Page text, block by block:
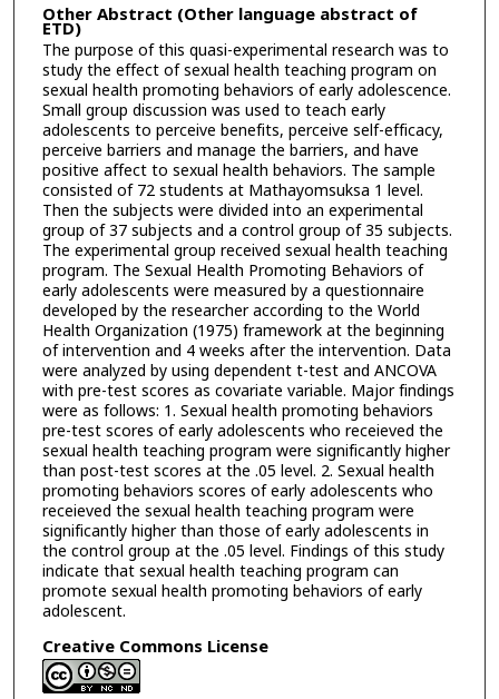
Other Abstract (Other language abstract of
ETD)
The purpose of this quasi-experimental research was to
study the effect of sexual health teaching program on
sexual health promoting behaviors of early adolescence.
Small group discussion was used to teach early
adolescents to perceive benefits, perceive self-efficacy,
perceive barriers and manage the barriers, and have
positive affect to sexual health behaviors. The sample
consisted of 72 students at Mathayomsuksa 1 level.
Then the subjects were divided into an experimental
group of 37 subjects and a control group of 35 subjects.
The experimental group received sexual health teaching
program. The Sexual Health Promoting Behaviors of
early adolescents were measured by a questionnaire
developed by the researcher according to the World
Health Organization (1975) framework at the beginning
of intervention and 4 weeks after the intervention. Data
were analyzed by using dependent t-test and ANCOVA
with pre-test scores as covariate variable. Major findings
were as follows: 1. Sexual health promoting behaviors
pre-test scores of early adolescents who receieved the
sexual health teaching program were significantly higher
than post-test scores at the .05 level. 2. Sexual health
promoting behaviors scores of early adolescents who
receieved the sexual health teaching program were
significantly higher than those of early adolescents in
the control group at the .05 level. Findings of this study
indicate that sexual health teaching program can
promote sexual health promoting behaviors of early
adolescent.
Creative Commons License